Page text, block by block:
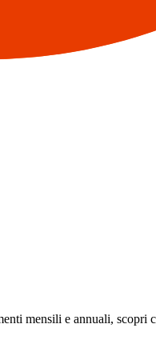
mensili e annuali, scopri